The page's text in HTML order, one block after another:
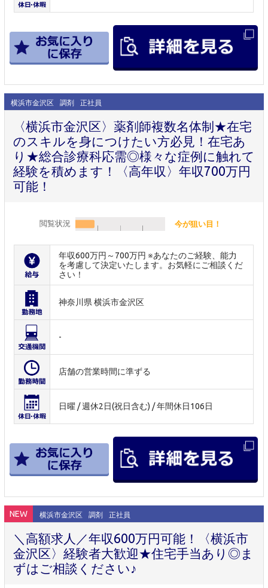
横浜市金沢区 調剤 正社員
〈横浜市金沢区〉薬剤師複数名体制★在宅
のスキルを身につけたい方必見！在宅あ
り★総合診療科応需◎様々な症例に触れて
経験を積めます！〈高年収〉年収700万円
可能！
閲覧状況 今が狙い目！
年収600万円～700万円 ※あなたのご経験、能力
を考慮して決定いたします。お気軽にご相談くだ
さい！
神奈川県 横浜市金沢区
-
店舗の営業時間に準ずる
日曜 / 週休2日(祝日含む) / 年間休日106日
NEW 横浜市金沢区 調剤 正社員
＼高額求人／年収600万円可能！〈横浜市
金沢区〉経験者大歓迎★住宅手当あり◎ま
ずはご相談ください♪